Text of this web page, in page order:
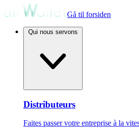
Gå til forsiden
Distributeurs
Faites passer votre entreprise à la